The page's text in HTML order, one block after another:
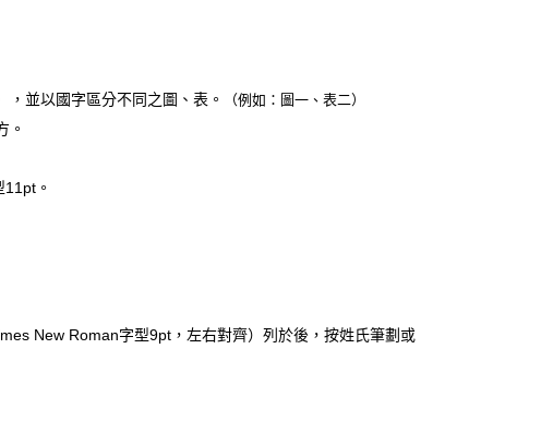
並以國字區分不同之圖、表。
（例如：圖一、表二）
。
。
New Roman字型9pt，左右對齊）列於後，按姓氏筆劃或